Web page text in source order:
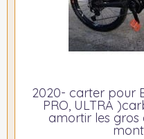
2020- carter pour
PRO, ULTRA
amortir les gros